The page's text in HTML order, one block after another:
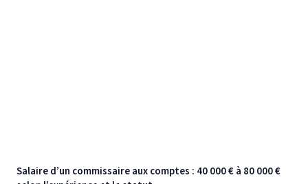
Salaire d’un commissaire aux comptes : 40 000 € à 80 000 €